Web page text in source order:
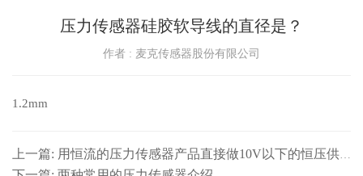
压力传感器硅胶软导线的直径是？
作者 : 麦克传感器股份有限公司
1.2mm